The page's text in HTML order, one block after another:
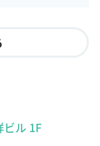
ビル 1F